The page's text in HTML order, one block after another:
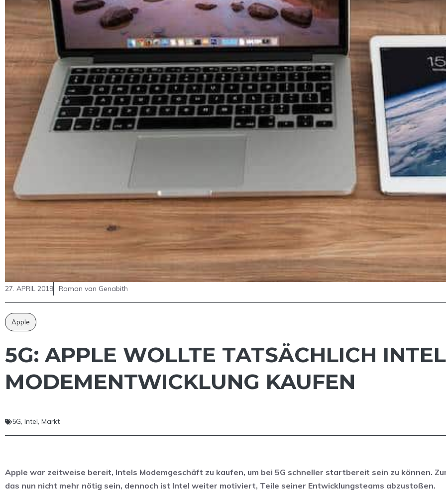
27. APRIL 2019 Roman van Genabith
Apple
5G: APPLE WOLLTE TATSÄCHLICH
MODEMENTWICKLUNG KAUFEN
5G, Intel, Markt
Apple war zeitweise bereit, Intels Modemgeschäft zu kaufen, um bei 5G schneller startbereit sein zu können.
das nun nicht mehr nötig sein, dennoch ist Intel weiter motiviert, Teile seiner Entwicklungsteams abzustoßen.